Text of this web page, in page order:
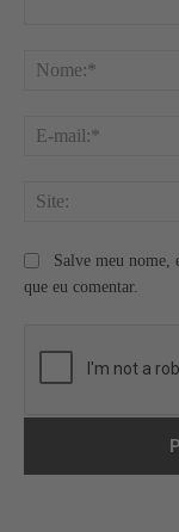
Salve meu nome,
que eu comentar.